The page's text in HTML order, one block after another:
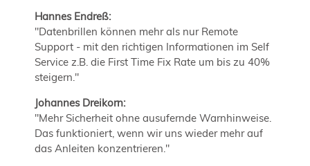
Hannes Endreß:
"Datenbrillen können mehr als nur Remote
Support - mit den richtigen Informationen im Self
Service z.B. die First Time Fix Rate um bis zu 40%
steigern."
Johannes Dreikorn:
"Mehr Sicherheit ohne ausufernde Warnhinweise.
Das funktioniert, wenn wir uns wieder mehr auf
das Anleiten konzentrieren."